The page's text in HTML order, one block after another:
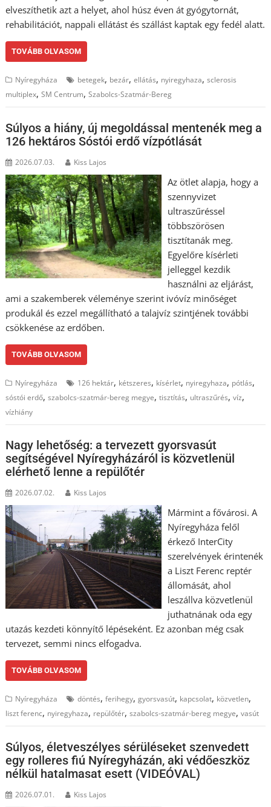
elveszíthetik azt a helyet, ahol húsz éven át gyógytornát,
rehabilitációt, nappali ellátást és szállást kaptak egy fedél alatt.
TOVÁBB OLVASOM
Nyíregyháza betegek, bezár,ellátás, nyiregyhaza,sclerosis
multiplex,SM Centrum,Szabolcs-Szatmár-Bereg
Súlyos a hiány, új megoldással mentenék meg a
126 hektáros Sóstói erdő vízpótlását
2026.07.03. Kiss Lajos
Az ötlet alapja, hogy a
szennyvizet
ultraszűréssel
többszörösen
tisztítanák meg.
Egyelőre kísérleti
jelleggel kezdik
használni az eljárást,
ami a szakemberek véleménye szerint ivóvíz minőséget
produkál és ezzel megállítható a talajvíz szintjének további
csökkenése az erdőben.
TOVÁBB OLVASOM
Nyíregyháza 126 hektár, kétszeres, kísérlet, nyiregyhaza, pótlás,
sóstói erdő,szabolcs-szatmár-bereg megye,tisztítás, ultraszűrés,víz,
vízhiány
Nagy lehetőség: a tervezett gyorsvasút
segítségével Nyíregyházáról is közvetlenül
elérhető lenne a repülőtér
2026.07.02. Kiss Lajos
Mármint a fővárosi. A
Nyíregyháza felől
érkező InterCity
szerelvények érintenék
a Liszt Ferenc reptér
állomását, ahol
leszállva közvetlenül
juthatnának oda egy
utazás kezdeti könnyítő lépéseként. Ez azonban még csak
tervezet, semmi nincs elfogadva.
TOVÁBB OLVASOM
Nyíregyháza döntés,ferihegy,gyorsvasút, kapcsolat, közvetlen,
liszt ferenc, nyiregyhaza, repülőtér,szabolcs-szatmár-bereg megye,vasút
Súlyos, életveszélyes sérüléseket szenvedett
egy rolleres fiú Nyíregyházán, aki védőeszköz
nélkül hatalmasat esett (VIDEÓVAL)
2026.07.01. Kiss Lajos